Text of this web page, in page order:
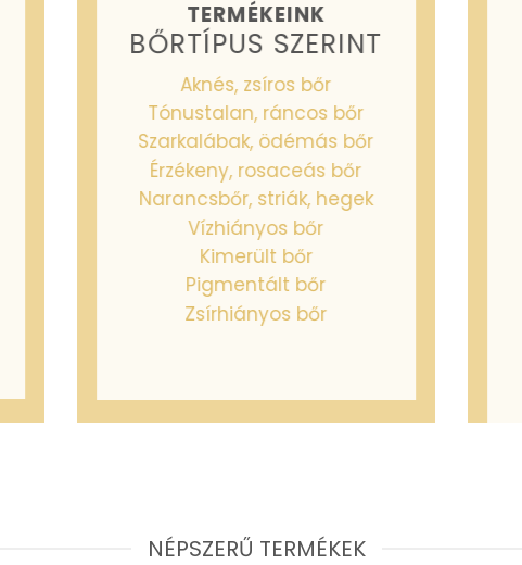
TERMÉKEINK
BŐRTÍPUS SZERINT
Aknés, zsíros bőr
Tónustalan, ráncos bőr
Szarkalábak, ödémás bőr
Érzékeny, rosaceás bőr
Narancsbőr, striák, hegek
Vízhiányos bőr
Kimerült bőr
Pigmentált bőr
Zsírhiányos bőr
NÉPSZERŰ TERMÉKEK